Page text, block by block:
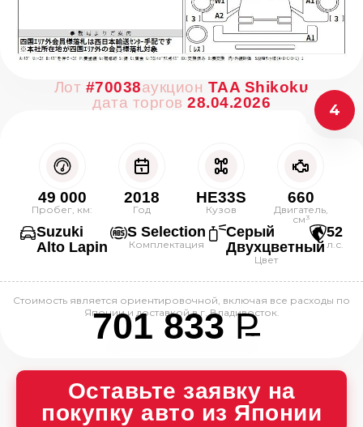
Лот #70038аукцион TAA Shikoku
дата торгов 28.04.2026 4
49 000
Пробег, км:
2018
Год
HE33S
Кузов
660
Двигатель,
см³
Suzuki
Alto Lapin
S Selection
Комплектация
Серый
Двухцветный
Цвет
52
л.с.
Стоимость является ориентировочной, включая все расходы по
Японии и доставкой в г. Владивосток.
701 833P
--
Оставьте заявку на
покупку авто из Японии